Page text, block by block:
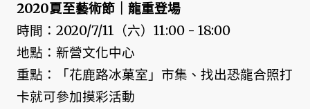
2020夏至藝術節｜龍重登場
時間：2020/7/11（六）11:00 - 18:00
地點：新營文化中心
重點：「花鹿路冰菓室」市集、找出恐龍合照打
卡就可參加摸彩活動